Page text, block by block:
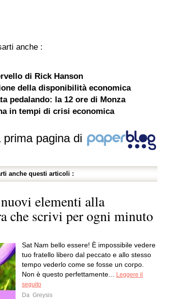
anche :
di Rick Hanson
della disponibilità economica
pedalando: la 12 ore di Monza
in tempi di crisi economica
prima pagina di
anche questi articoli :
elementi alla
che scrivi per ogni minuto
Sat Nam bello essere! È impossibile vedere
tuo fratello libero dal peccato e allo stesso
tempo vederlo come se fosse un corpo.
Non è questo perfettamente...
Leggere il
seguito
Da Greysis